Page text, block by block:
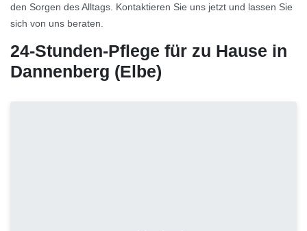
den Sorgen des Alltags. Kontaktieren Sie uns jetzt und lassen Sie
sich von uns beraten.
24-Stunden-Pflege für zu Hause in
Dannenberg (Elbe)